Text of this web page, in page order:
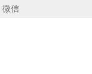
微信